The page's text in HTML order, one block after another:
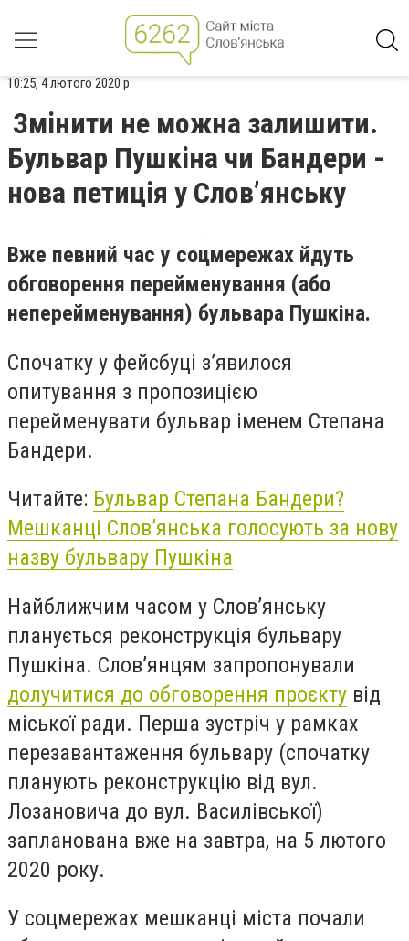
10:25, 4 лютого 2020 р.
Змінити не можна залишити.
Бульвар Пушкіна чи Бандери -
нова петиція у Слов’янську
Вже певний час у соцмережах йдуть
обговорення перейменування (або
неперейменування) бульвара Пушкіна.
Спочатку у фейсбуці з’явилося
опитування з пропозицією
перейменувати бульвар іменем Степана
Бандери.
Читайте: Бульвар Степана Бандери?
Мешканці Слов’янська голосують за нову
назву бульвару Пушкіна
Найближчим часом у Слов’янську
планується реконструкція бульвару
Пушкіна. Слов’янцям запропонували
долучитися до обговорення проєкту від
міської ради. Перша зустріч у рамках
перезавантаження бульвару (спочатку
планують реконструкцію від вул.
Лозановича до вул. Василівської)
запланована вже на завтра, на 5 лютого
2020 року.
У соцмережах мешканці міста почали